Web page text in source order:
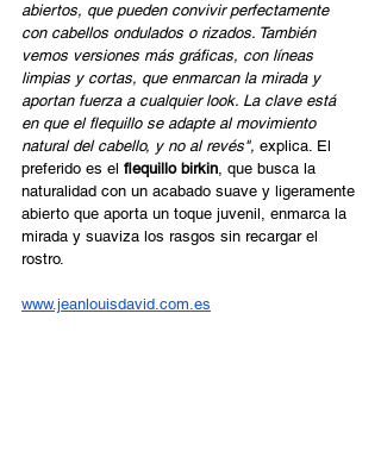
abiertos, que pueden convivir perfectamente
con cabellos ondulados o rizados. También
vemos versiones más gráficas, con líneas
limpias y cortas, que enmarcan la mirada y
aportan fuerza a cualquier look. La clave está
en que el flequillo se adapte al movimiento
natural del cabello, y no al revés", explica. El
preferido es el flequillo birkin, que busca la
naturalidad con un acabado suave y ligeramente
abierto que aporta un toque juvenil, enmarca la
mirada y suaviza los rasgos sin recargar el
rostro.
www.jeanlouisdavid.com.es